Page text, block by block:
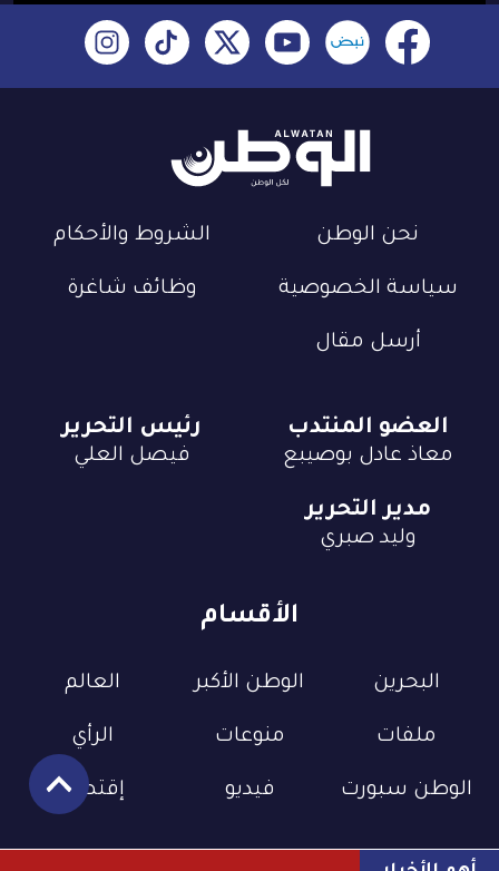
نحن الوطن الشروط والأحكام
سياسة الخصوصية وظائف شاغرة
أرسل مقال
الأقسام
البحرين الوطن الأكبر العالم
ملفات منوعات الرأي
الوطن سبورت فيديو إقتصاد
العضو المنتدب
معاذ عادل بوصيبع
رئيس التحرير
فيصل العلي
مدير التحرير
وليد صبري